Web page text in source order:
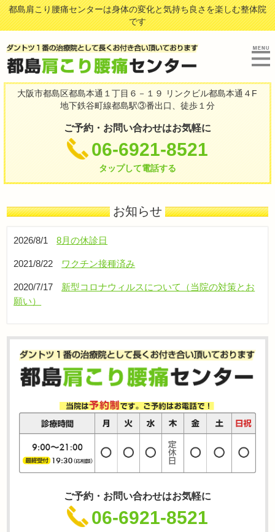
都島肩こり腰痛センターは身体の変化と気持ち良さを楽しむ整体院
です
大阪市都島区都島本通１丁目６－１９ リンクビル都島本通４F
地下鉄谷町線都島駅③番出口、徒歩１分
ご予約・お問い合わせはお気軽に
06-6921-8521
タップして電話する
お知らせ
2026/8/1 8月の休診日
2021/8/22 ワクチン接種済み
2020/7/17
新型コロナウィルスについて（当院の対策とお
願い）
ご予約・お問い合わせはお気軽に
06-6921-8521